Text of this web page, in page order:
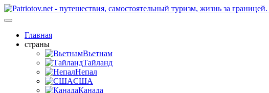
Главная
страны
Вьетнам
Тайланд
Непал
США
Канада